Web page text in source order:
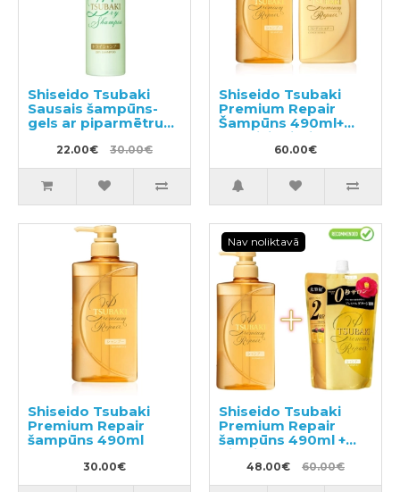
Shiseido Tsubaki
Sausais šampūns-
gels ar piparmētru
22.00€ 30.00€
Shiseido Tsubaki
Premium Repair
Šampūns 490ml+
kondicionieris 490ml
60.00€
Shiseido Tsubaki
Premium Repair
šampūns 490ml
30.00€
Nav noliktavā
Shiseido Tsubaki
Premium Repair
šampūns 490ml +
pildviela 660ml
48.00€ 60.00€